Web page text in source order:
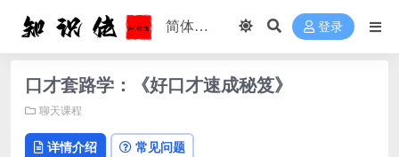
登录
口才套路学：《好口才速成秘笈》
聊天课程
详情介绍 常见问题